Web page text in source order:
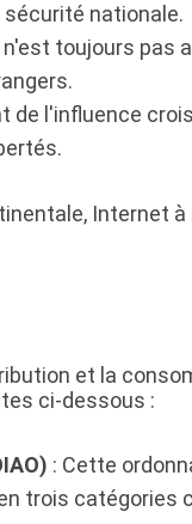
nationale.
toujours pas
l'influence
Internet
et la
ci-dessous :
: Cette
trois catégories